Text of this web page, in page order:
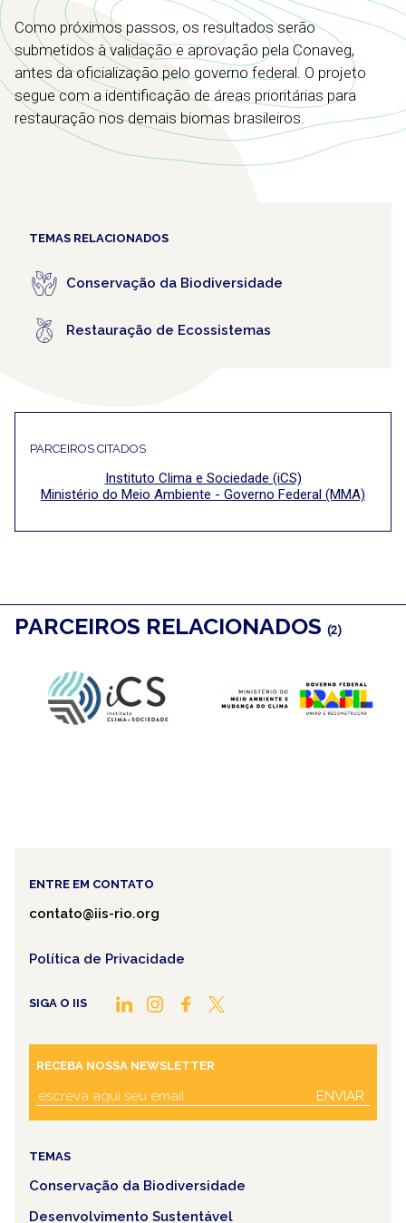
Como próximos passos, os resultados serão
submetidos à validação e aprovação pela Conaveg,
antes da oficialização pelo governo federal. O projeto
segue com a identificação de áreas prioritárias para
restauração nos demais biomas brasileiros.
TEMAS RELACIONADOS
Conservação da Biodiversidade
Restauração de Ecossistemas
PARCEIROS CITADOS
Instituto Clima e Sociedade (iCS)
Ministério do Meio Ambiente - Governo Federal (MMA)
PARCEIROS RELACIONADOS (2)
ENTRE EM CONTATO
contato@iis-rio.org
Política de Privacidade
SIGA O IIS
RECEBA NOSSA NEWSLETTER
ENVIAR
TEMAS
Conservação da Biodiversidade
Desenvolvimento Sustentável